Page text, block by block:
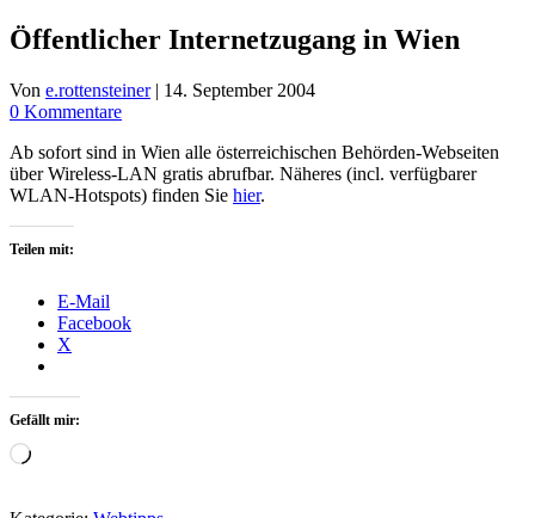
Öffentlicher Internetzugang in Wien
Von e.rottensteiner | 14. September 2004
0 Kommentare
Ab sofort sind in Wien alle österreichischen Behörden-Webseiten
über Wireless-LAN gratis abrufbar. Näheres (incl. verfügbarer
WLAN-Hotspots) finden Sie hier.
Teilen mit:
E-Mail
Facebook
X
Gefällt mir:
Wird